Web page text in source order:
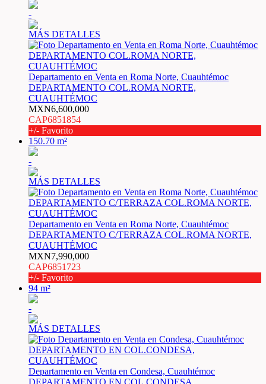
-
MÁS DETALLES
Departamento en Venta en Roma Norte, Cuauhtémoc
DEPARTAMENTO COL.ROMA NORTE,
CUAUHTÉMOC
MXN6,600,000
CAP6851854
+/- Favorito
150.70 m²
-
MÁS DETALLES
Departamento en Venta en Roma Norte, Cuauhtémoc
DEPARTAMENTO C/TERRAZA COL.ROMA NORTE,
CUAUHTÉMOC
MXN7,990,000
CAP6851723
+/- Favorito
94 m²
-
MÁS DETALLES
Departamento en Venta en Condesa, Cuauhtémoc